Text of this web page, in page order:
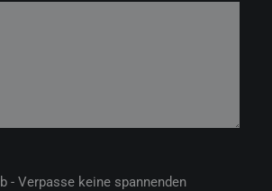
- Verpasse keine spannenden